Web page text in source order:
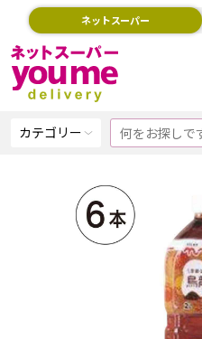
ネットスーパー
カテゴリー